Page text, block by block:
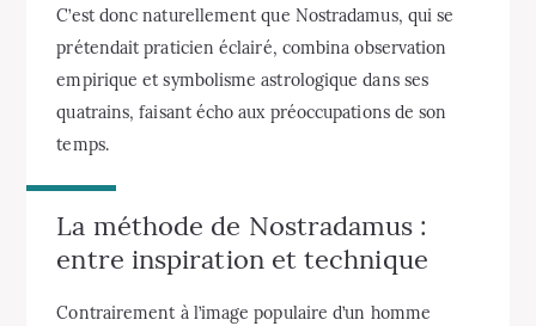
C’est donc naturellement que Nostradamus, qui se
prétendait praticien éclairé, combina observation
empirique et symbolisme astrologique dans ses
quatrains, faisant écho aux préoccupations de son
temps.
La méthode de Nostradamus :
entre inspiration et technique
Contrairement à l’image populaire d’un homme